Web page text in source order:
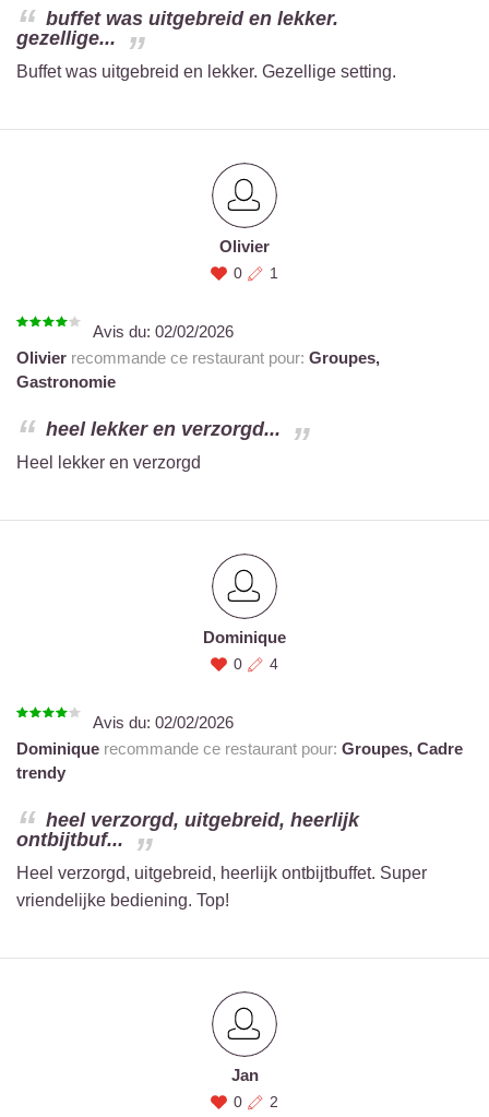
buffet was uitgebreid en lekker.
gezellige...
Buffet was uitgebreid en lekker. Gezellige setting.
Olivier
0 1
Avis du: 02/02/2026
Olivier recommande ce restaurant pour: Groupes,
Gastronomie
heel lekker en verzorgd...
Heel lekker en verzorgd
Dominique
0 4
Avis du: 02/02/2026
Dominique recommande ce restaurant pour: Groupes, Cadre
trendy
heel verzorgd, uitgebreid, heerlijk
ontbijtbuf...
Heel verzorgd, uitgebreid, heerlijk ontbijtbuffet. Super
vriendelijke bediening. Top!
Jan
0 2